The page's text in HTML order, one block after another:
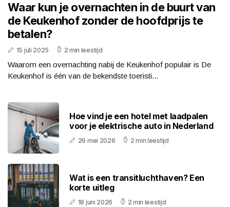
Waar kun je overnachten in de buurt van
de Keukenhof zonder de hoofdprijs te
betalen?
15 juli 2025 2 min leestijd
Waarom een overnachting nabij de Keukenhof populair is De
Keukenhof is één van de bekendste toeristi...
Hoe vind je een hotel met laadpalen
voor je elektrische auto in Nederland
26 mei 2026 2 min leestijd
Wat is een transitluchthaven? Een
korte uitleg
18 juni 2026 2 min leestijd